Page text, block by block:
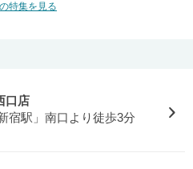
特集を見る
口店
宿駅」南口より徒歩3分